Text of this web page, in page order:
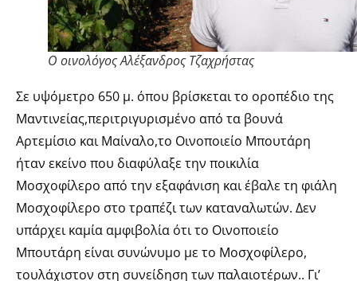
Ο οινολόγος Αλέξανδρος Τζαχρήστας
Σε υψόμετρο 650 μ. όπου βρίσκεται το οροπέδιο της
Μαντινείας,περιτριγυρισμένο από τα βουνά
Αρτεμίσιο και Μαίναλο,το Οινοποιείο Μπουτάρη
ήταν εκείνο που διαφύλαξε την ποικιλία
Μοσχοφίλερο από την εξαφάνιση και έβαλε τη φιάλη
Μοσχοφίλερο στο τραπέζι των καταναλωτών. Δεν
υπάρχει καμία αμφιβολία ότι το Οινοποιείο
Μπουτάρη είναι συνώνυμο με το Μοσχοφίλερο,
τουλάχιστον στη συνείδηση των παλαιοτέρων.. Γι’